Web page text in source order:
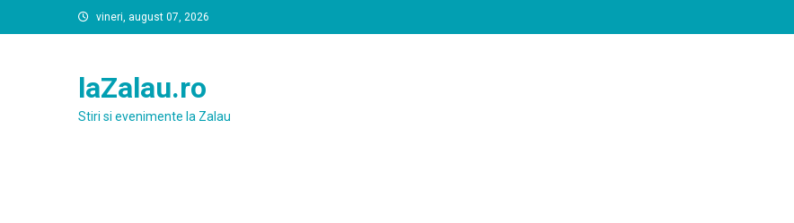
to
vineri, august 07, 2026
laZalau.ro
Stiri si evenimente la Zalau